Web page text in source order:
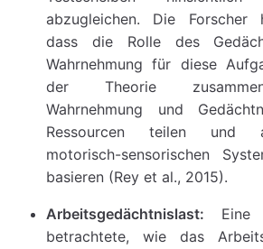
abzugleichen. Die Forscher
dass die Rolle des
Wahrnehmung für diese
der Theorie
Wahrnehmung und
Ressourcen teilen und
motorisch-sensorischen
basieren (Rey et al., 2015).
Arbeitsgedächtnislast: Eine
betrachtete, wie das